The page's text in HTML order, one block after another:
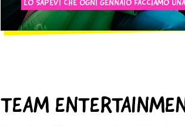
LO SAPEVI CHE OGNI GENNAIO FACCIAMO
TEAM